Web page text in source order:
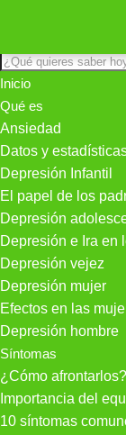
Inicio
Qué es
Ansiedad
Datos y
Depresión Infantil
El papel de los
Depresión
Depresión e Ira en
Depresión vejez
Depresión mujer
Efectos en las
Depresión hombre
Síntomas
¿Cómo afrontarlos?
Importancia del
10 síntomas